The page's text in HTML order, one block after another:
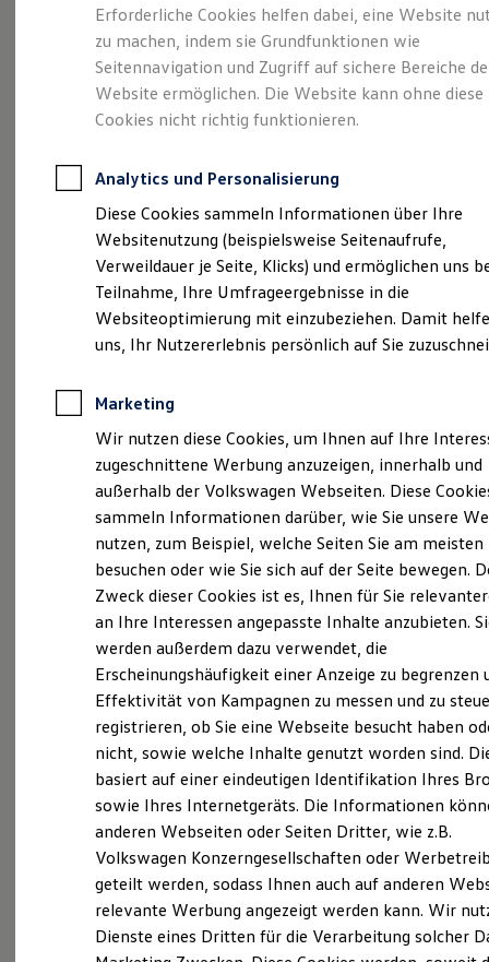
Leasing
Leasing-Angebote
Gebrauchtwagen Leasing
Junge Gebrauchtwagen-Leasing
Elektroauto Leasing
Kleinwagen-Leasing
Leasing ohne Anzahlung
Autokredit mit Schlussrate
Versicherungen und Garantien
Kfz-Versicherung
Restschuldversicherungen
Garantien
Wartungsverträge
Geschäftskunden
Professional Class bei Volkswagen
Großkunden
Behörden
Anpfiff zum Gewinn
Elektroautos
ID. Tutorials
Elektrofahrzeugkonzepte
Reichweite
Reichweite der ID. Modelle
Reichweite im Winter
Laden
Laden unterwegs
Laden Zuhause
Ladezeitensimulator
Batterie
Sicherheit
Garantie und Lebensdauer
Nachhaltigkeit
Technologie
Kosten und Kauf
Verbrauchskosten
Kaufoptionen
E-Auto-Förderung
Software und Konnektivität
Die ID. Software 6
ID. Software Versionen und Updates
Digitale Extras
Schnittstellen zu Ihrem ID.
Eine Klasse für sich.
Der Golf.
(Impressum & Rechtliches
Details des Golf
Exterieur
Harmonisch aufeinander abgestimmt: Mit
beleuchtendem VolkswagenLogo und schnittigen
Frontstoßfängern weiß der Golfoptisch zu
überzeugen. Auch die neuen Scheinwerfer und
Rückleuchten mit optionalen dynamischen
Erforderliche Cookies helfen dabei, eine Website
zu machen, indem sie Grundfunktionen wie
Seitennavigation und Zugriff auf sichere Bereiche
Website ermöglichen. Die Website kann ohne diese
Cookies nicht richtig funktionieren.
Analytics und Personalisierung
Diese Cookies sammeln Informationen über Ihre
Websitenutzung (beispielsweise Seitenaufrufe,
Verweildauer je Seite, Klicks) und ermöglichen uns
Teilnahme, Ihre Umfrageergebnisse in die
Websiteoptimierung mit einzubeziehen. Damit
uns, Ihr Nutzererlebnis persönlich auf Sie
Marketing
Wir nutzen diese Cookies, um Ihnen auf Ihre
zugeschnittene Werbung anzuzeigen, innerhalb und
außerhalb der Volkswagen Webseiten. Diese
sammeln Informationen darüber, wie Sie unsere
nutzen, zum Beispiel, welche Seiten Sie am meisten
besuchen oder wie Sie sich auf der Seite bewegen.
Zweck dieser Cookies ist es, Ihnen für Sie
an Ihre Interessen angepasste Inhalte anzubieten.
werden außerdem dazu verwendet, die
Erscheinungshäufigkeit einer Anzeige zu begrenzen
Effektivität von Kampagnen zu messen und zu
registrieren, ob Sie eine Webseite besucht haben
nicht, sowie welche Inhalte genutzt worden sind.
basiert auf einer eindeutigen Identifikation Ihres
sowie Ihres Internetgeräts. Die Informationen
anderen Webseiten oder Seiten Dritter, wie z.B.
Volkswagen Konzerngesellschaften oder
geteilt werden, sodass Ihnen auch auf anderen
relevante Werbung angezeigt werden kann. Wir
Dienste eines Dritten für die Verarbeitung solcher